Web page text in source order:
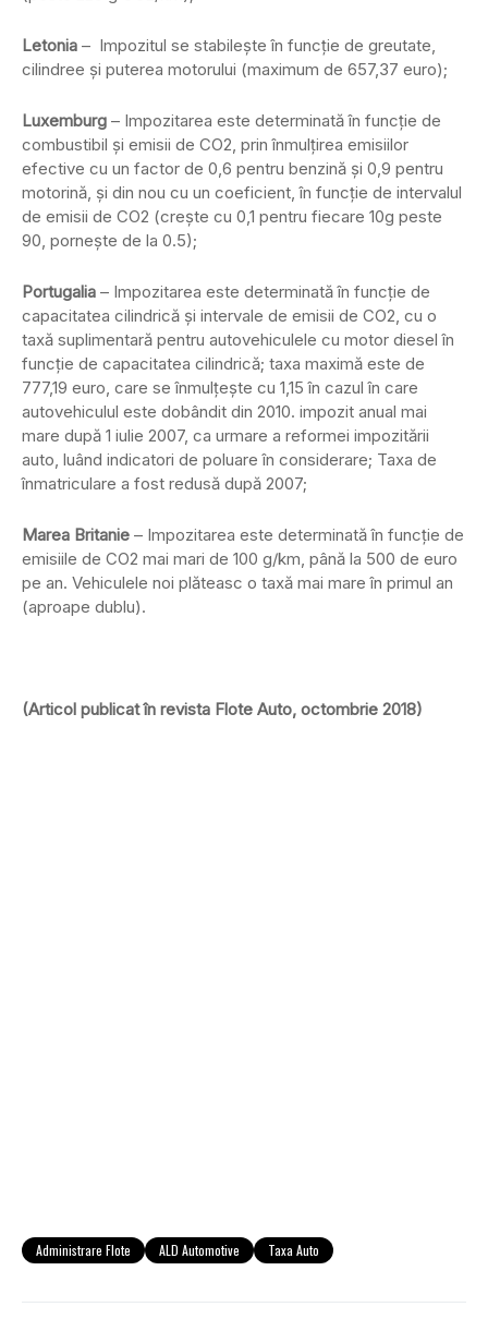
Letonia – Impozitul se stabileşte în funcţie de greutate,
cilindree şi puterea motorului (maximum de 657,37 euro);
Luxemburg – Impozitarea este determinată în funcţie de
combustibil şi emisii de CO2, prin înmulţirea emisiilor
efective cu un factor de 0,6 pentru benzină şi 0,9 pentru
motorină, şi din nou cu un coeficient, în funcţie de intervalul
de emisii de CO2 (creşte cu 0,1 pentru fiecare 10g peste
90, porneşte de la 0.5);
Portugalia – Impozitarea este determinată în funcţie de
capacitatea cilindrică şi intervale de emisii de CO2, cu o
taxă suplimentară pentru autovehiculele cu motor diesel în
funcţie de capacitatea cilindrică; taxa maximă este de
777,19 euro, care se înmulţeşte cu 1,15 în cazul în care
autovehiculul este dobândit din 2010. impozit anual mai
mare după 1 iulie 2007, ca urmare a reformei impozitării
auto, luând indicatori de poluare în considerare; Taxa de
înmatriculare a fost redusă după 2007;
Marea Britanie – Impozitarea este determinată în funcţie de
emisiile de CO2 mai mari de 100 g/km, până la 500 de euro
pe an. Vehiculele noi plăteasc o taxă mai mare în primul an
(aproape dublu).
(Articol publicat în revista Flote Auto, octombrie 2018)
Administrare Flote ALD Automotive Taxa Auto